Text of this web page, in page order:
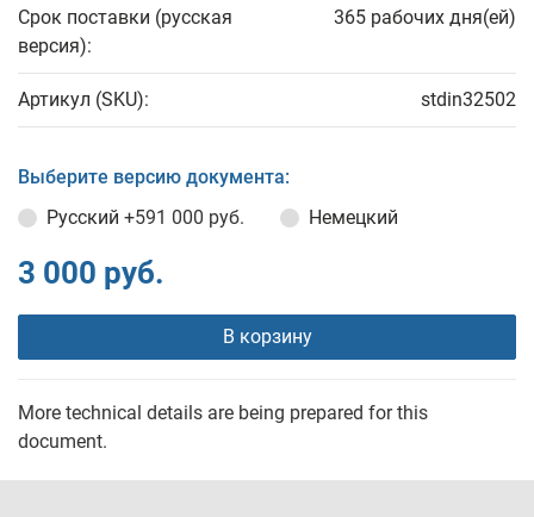
Срок поставки (русская
версия):
365 рабочих дня(ей)
Артикул (SKU): stdin32502
Выберите версию документа:
Русский +591 000 руб. Немецкий
3 000 руб.
В корзину
More technical details are being prepared for this
document.